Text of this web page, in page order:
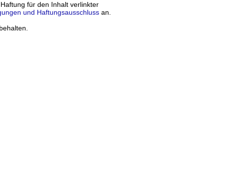
für den Inhalt verlinkter
und Haftungsausschlussan.